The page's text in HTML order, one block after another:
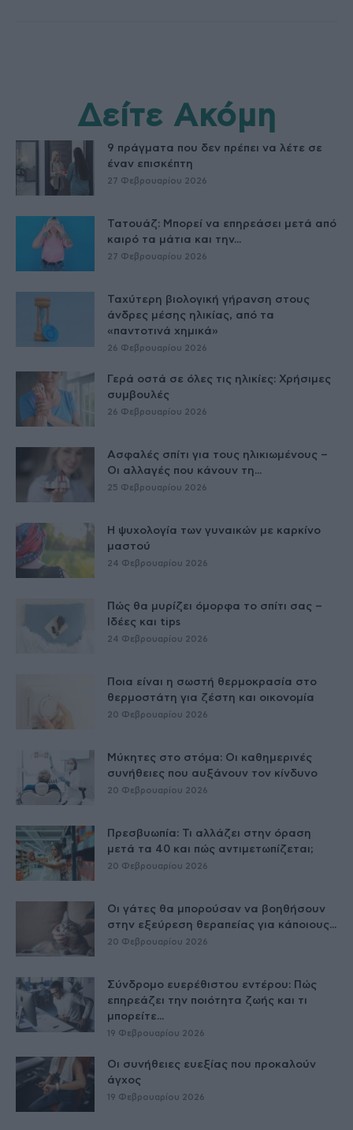
Δείτε Ακόμη
9 πράγματα που δεν πρέπει να λέτε σε
έναν επισκέπτη
27 Φεβρουαρίου 2026
Τατουάζ: Μπορεί να επηρεάσει μετά από
καιρό τα μάτια και την...
27 Φεβρουαρίου 2026
Ταχύτερη βιολογική γήρανση στους
άνδρες μέσης ηλικίας, από τα
«παντοτινά χημικά»
26 Φεβρουαρίου 2026
Γερά οστά σε όλες τις ηλικίες: Χρήσιμες
συμβουλές
26 Φεβρουαρίου 2026
Ασφαλές σπίτι για τους ηλικιωμένους –
Οι αλλαγές που κάνουν τη...
25 Φεβρουαρίου 2026
Η ψυχολογία των γυναικών με καρκίνο
μαστού
24 Φεβρουαρίου 2026
Πώς θα μυρίζει όμορφα το σπίτι σας –
Ιδέες και tips
24 Φεβρουαρίου 2026
Ποια είναι η σωστή θερμοκρασία στο
θερμοστάτη για ζέστη και οικονομία
20 Φεβρουαρίου 2026
Μύκητες στο στόμα: Οι καθημερινές
συνήθειες που αυξάνουν τον κίνδυνο
20 Φεβρουαρίου 2026
Πρεσβυωπία: Τι αλλάζει στην όραση
μετά τα 40 και πώς αντιμετωπίζεται;
20 Φεβρουαρίου 2026
Οι γάτες θα μπορούσαν να βοηθήσουν
στην εξεύρεση θεραπείας για κάποιους...
20 Φεβρουαρίου 2026
Σύνδρομο ευερέθιστου εντέρου: Πώς
επηρεάζει την ποιότητα ζωής και τι
μπορείτε...
19 Φεβρουαρίου 2026
Οι συνήθειες ευεξίας που προκαλούν
άγχος
19 Φεβρουαρίου 2026